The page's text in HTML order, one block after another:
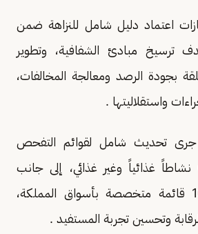
اعتماد دليل شامل للنزاهة ضمن
ترسيخ مبادئ الشفافية، وتطوير
بجودة الرصد ومعالجة المخالفات،
واستقلاليتها .
تحديث شامل لقوائم التفحص
الميدانية، شمل 67 نشاطاً غذائياً وغير غذائي، إلى جانب
تحديث أكثر من 16 قائمة متخصصة بأسواق المملكة،
وتحسين تجربة المستفيد .